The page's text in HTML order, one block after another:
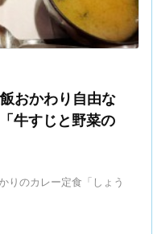
おかわり自由な
牛すじと野菜の
りのカレー定食「しょう